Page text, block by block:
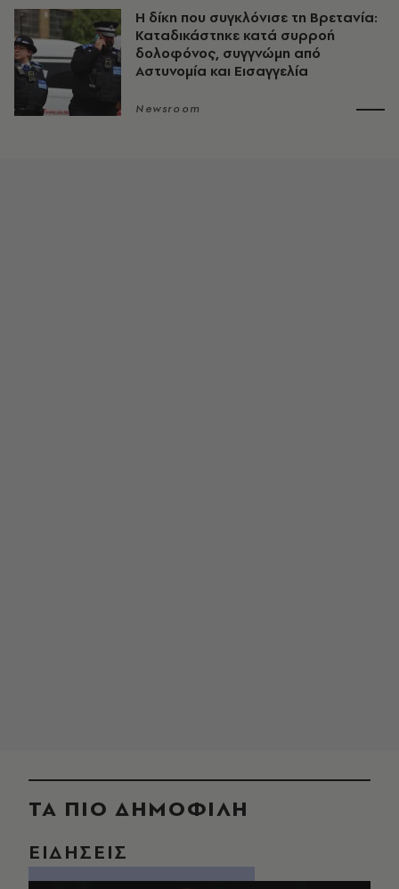
H δίκη που συγκλόνισε τη Βρετανία:
Καταδικάστηκε κατά συρροή
δολοφόνος, συγγνώμη από
Αστυνομία και Εισαγγελία
Newsroom
ΤΑ ΠΙΟ ΔΗΜΟΦΙΛΗ
ΕΙΔΗΣΕΙΣ